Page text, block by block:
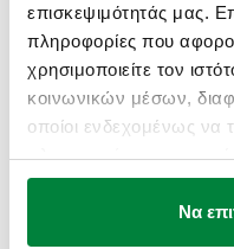
επισκεψιμότητάς μας.
πληροφορίες που
χρησιμοποιείτε τον
κοινωνικών μέσων,
οποίοι ενδεχομένως να
πληροφορίες που τους
έχουν συλλέξει σε
των υπηρεσιών τους.
Να
Εύρος θερμοκρασίας
ΣΧΈΔΙΑ ΚΑΙ